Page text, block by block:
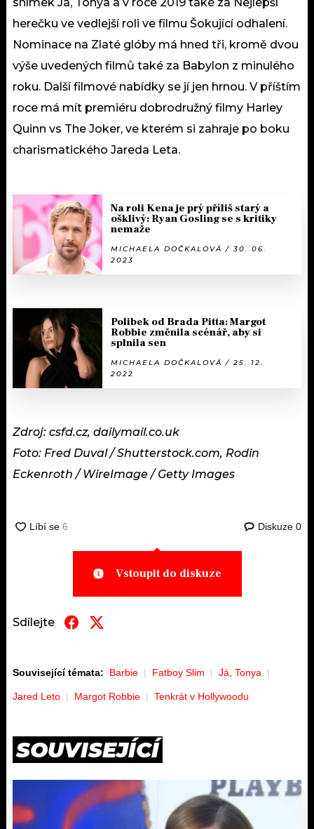
snímek Já, Tonya a v roce 2019 také za Nejlepší
herečku ve vedlejší roli ve filmu Šokující odhalení.
Nominace na Zlaté glóby má hned tři, kromě dvou
výše uvedených filmů také za Babylon z minulého
roku. Další filmové nabídky se jí jen hrnou. V příštím
roce má mít premiéru dobrodružný filmy Harley
Quinn vs The Joker, ve kterém si zahraje po boku
charismatického Jareda Leta.
Na roli Kena je prý příliš starý a
ošklivý: Ryan Gosling se s kritiky
nemaže
MICHAELA DOČKALOVÁ / 30. 06.
2023
Polibek od Brada Pitta: Margot
Robbie změnila scénář, aby si
splnila sen
MICHAELA DOČKALOVÁ / 25. 12.
2022
Zdroj: csfd.cz, dailymail.co.uk
Foto: Fred Duval / Shutterstock.com, Rodin
Eckenroth / WireImage / Getty Images
Diskuze 0
Vstoupit do diskuze
Sdílejte
Související témata: Barbie Fatboy Slim Já, Tonya
Jared Leto Margot Robbie Tenkrát v Hollywoodu
SOUVISEJÍCÍ